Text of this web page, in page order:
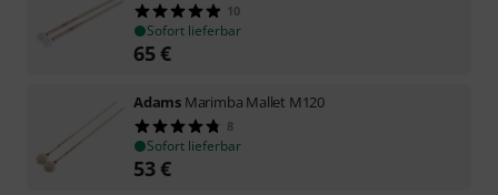
10
Sofort lieferbar
65€
Adams Marimba Mallet M120
8
Sofort lieferbar
53€